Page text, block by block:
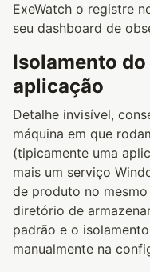
ExeWatch o registre
seu dashboard de
Isolamento
aplicação
Detalhe invisível,
máquina em que
(tipicamente uma
mais um serviço
de produto no
diretório de
padrão e o
manualmente na